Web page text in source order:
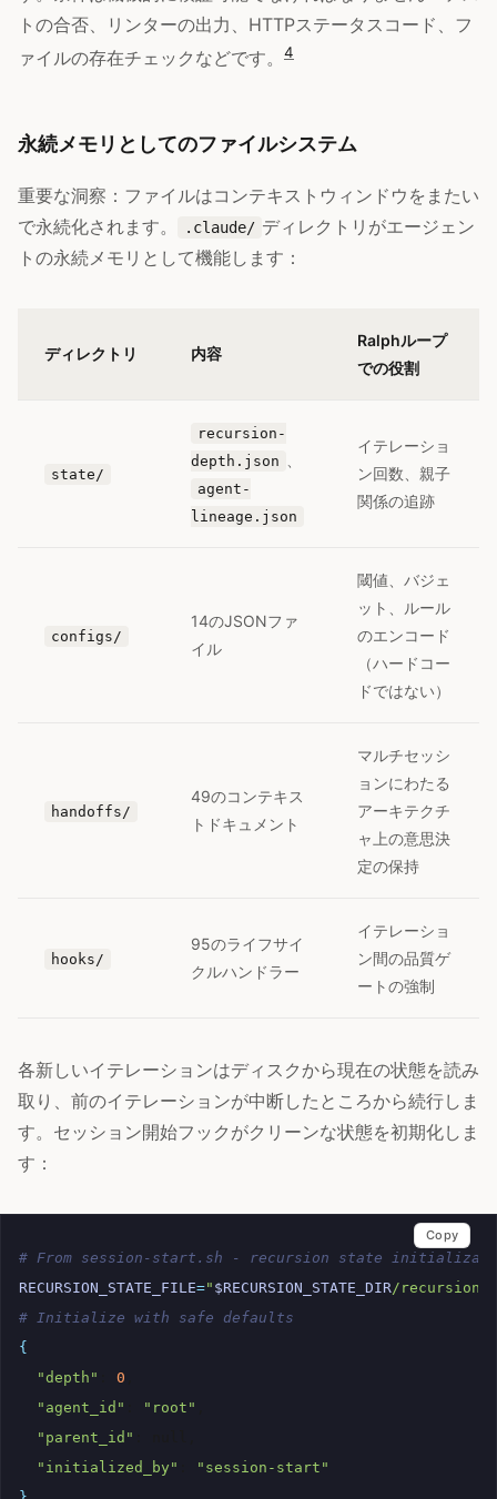
トの合否、リンターの出力、HTTPステータスコード、フ
ァイルの存在チェックなどです。
4
永続メモリとしてのファイルシステム
重要な洞察：ファイルはコンテキストウィンドウをまたい
で永続化されます。
.claude/ ディレクトリがエージェン
トの永続メモリとして機能します：
ディレクトリ 内容
Ralphループ
での役割
state/
recursion-
depth.json
agent-
lineage.json
イテレーショ
ン回数、親子
関係の追跡
configs/
14のJSONファ
イル
閾値、バジェ
ット、ルール
のエンコード
（ハードコー
ドではない）
handoffs/
49のコンテキス
トドキュメント
マルチセッシ
ョンにわたる
アーキテクチ
ャ上の意思決
定の保持
hooks/
95のライフサイ
クルハンドラー
イテレーショ
ン間の品質ゲ
ートの強制
各新しいイテレーションはディスクから現在の状態を読み
取り、前のイテレーションが中断したところから続行しま
す。セッション開始フックがクリーンな状態を初期化しま
す：
# From session-start.sh - recursion state
RECURSION_STATE_FILE=" $RECURSION_STATE_DIR/recursion-
# Initialize with safe defaults
{
"depth"
0
"agent_id"
"root"
"parent_id"
"initialized_by"
"session-start"
Copy